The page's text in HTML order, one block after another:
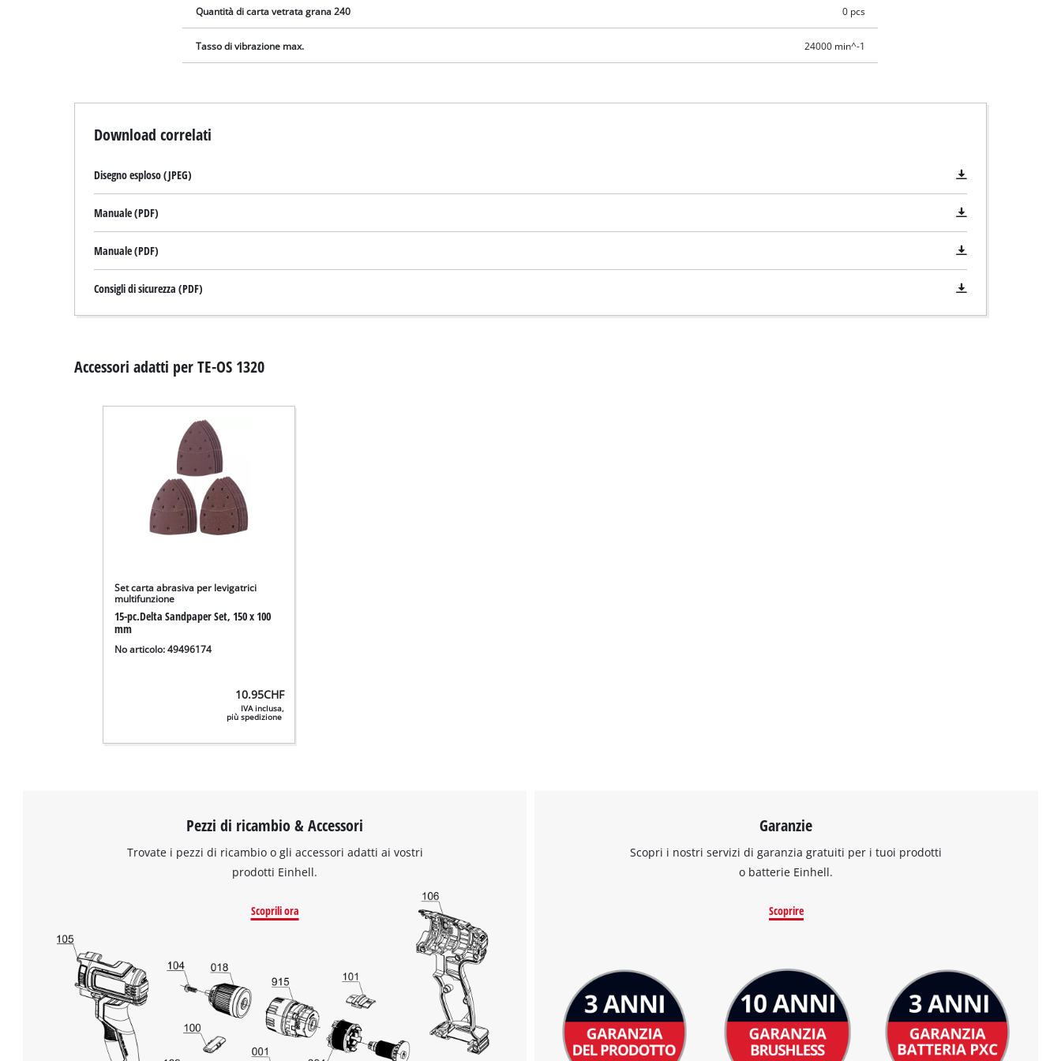
Powered byUsercentrics Consent
Quantità di carta vetrata grana 240 0 pcs
Tasso di vibrazione max. 24000 min^-1
Download correlati
Disegno esploso (JPEG)
Manuale (PDF)
Manuale (PDF)
Consigli di sicurezza (PDF)
Accessori adatti per TE-OS 1320
Set carta abrasiva per levigatrici
multifunzione
15-pc.Delta Sandpaper Set, 150 x 100
mm
No articolo: 49496174
10.95CHF
IVA inclusa,
più spedizione
Pezzi di ricambio & Accessori
Trovate i pezzi di ricambio o gli accessori adatti ai vostri
prodotti Einhell.
Scoprili ora
Garanzie
Scopri i nostri servizi di garanzia gratuiti per i tuoi prodotti
o batterie Einhell.
Scoprire